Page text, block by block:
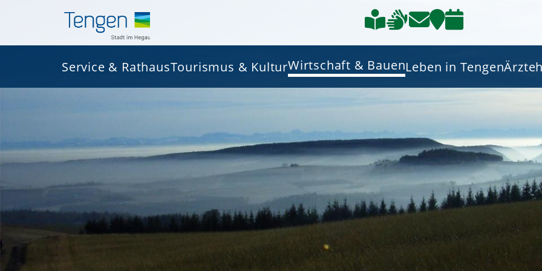
Service & RathausTourismus & KulturWirtschaft & BauenLeben in Tengen